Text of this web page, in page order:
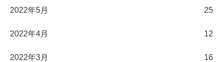
2022年5月 25
2022年4月 12
2022年3月 16